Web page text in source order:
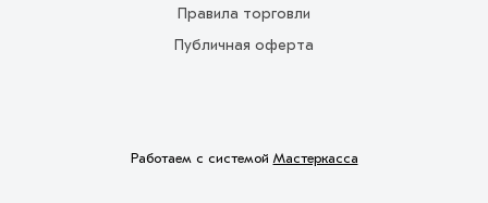
Правила торговли
Публичная оферта
Работаем с системой Мастеркасса